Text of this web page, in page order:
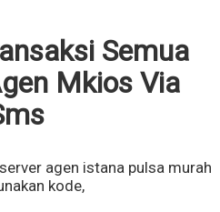
Semua
Mkios Via
agen istana pulsa murah
kode,